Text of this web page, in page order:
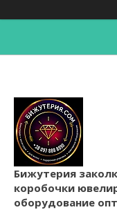
Бижутерия
коробочки
оборудование